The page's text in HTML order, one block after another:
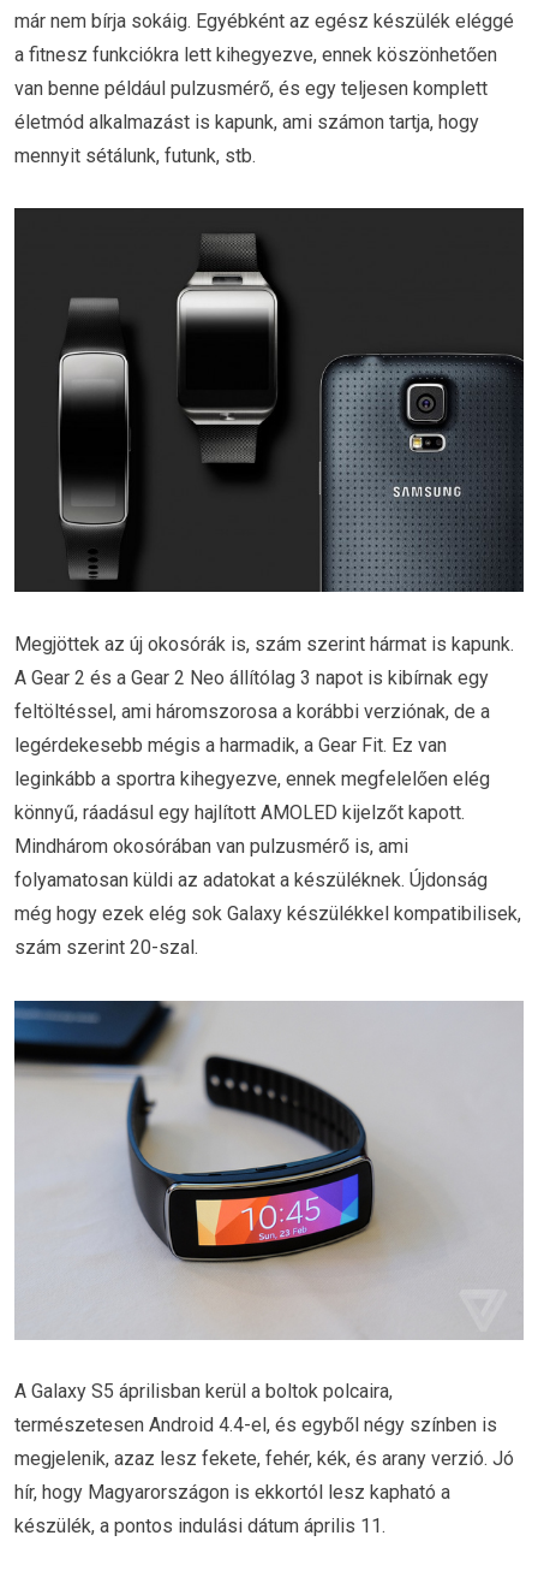
már nem bírja sokáig. Egyébként az egész készülék eléggé
a fitnesz funkciókra lett kihegyezve, ennek köszönhetően
van benne például pulzusmérő, és egy teljesen komplett
életmód alkalmazást is kapunk, ami számon tartja, hogy
mennyit sétálunk, futunk, stb.
Megjöttek az új okosórák is, szám szerint hármat is kapunk.
A Gear 2 és a Gear 2 Neo állítólag 3 napot is kibírnak egy
feltöltéssel, ami háromszorosa a korábbi verziónak, de a
legérdekesebb mégis a harmadik, a Gear Fit. Ez van
leginkább a sportra kihegyezve, ennek megfelelően elég
könnyű, ráadásul egy hajlított AMOLED kijelzőt kapott.
Mindhárom okosórában van pulzusmérő is, ami
folyamatosan küldi az adatokat a készüléknek. Újdonság
még hogy ezek elég sok Galaxy készülékkel kompatibilisek,
szám szerint 20-szal.
A Galaxy S5 áprilisban kerül a boltok polcaira,
természetesen Android 4.4-el, és egyből négy színben is
megjelenik, azaz lesz fekete, fehér, kék, és arany verzió. Jó
hír, hogy Magyarországon is ekkortól lesz kapható a
készülék, a pontos indulási dátum április 11.